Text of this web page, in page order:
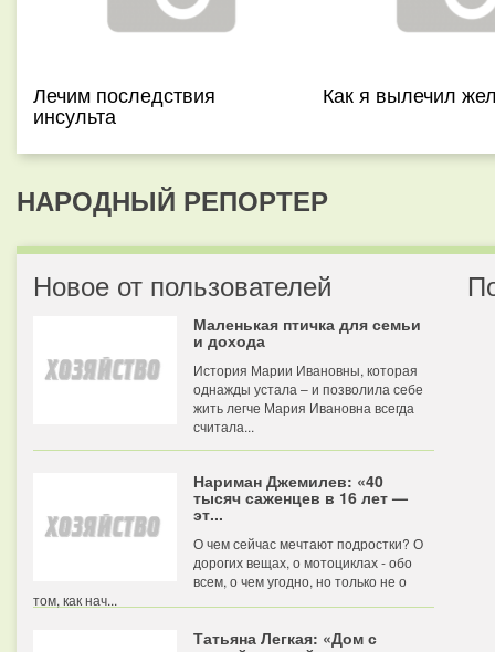
Лечим последствия
инсульта
Как я вылечил
НАРОДНЫЙ РЕПОРТЕР
Новое от пользователей
Маленькая птичка для семьи
и дохода
История Марии Ивановны, которая
однажды устала – и позволила себе
жить легче Мария Ивановна всегда
считала...
Нариман Джемилев: «40
тысяч саженцев в 16 лет —
эт...
О чем сейчас мечтают подростки? О
дорогих вещах, о мотоциклах - обо
всем, о чем угодно, но только не о
том, как нач...
Татьяна Легкая: «Дом с